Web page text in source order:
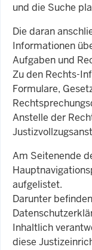
und die Suche
Die daran
Informationen
Aufgaben und
Zu den Rechts-
Formulare,
Anstelle der
Am Seitenende
aufgelistet.
Darunter
Inhaltlich
diese